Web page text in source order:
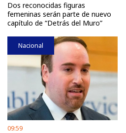
Dos reconocidas figuras
femeninas serán parte de nuevo
capítulo de “Detrás del Muro”
Nacional
09:59